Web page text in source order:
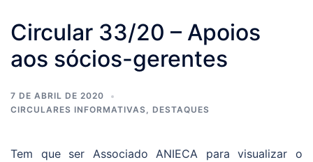
Circular 33/20 – Apoios
aos sócios-gerentes
7 DE ABRIL DE 2020
CIRCULARES INFORMATIVAS, DESTAQUES
Tem que ser Associado ANIECA para visualizar o